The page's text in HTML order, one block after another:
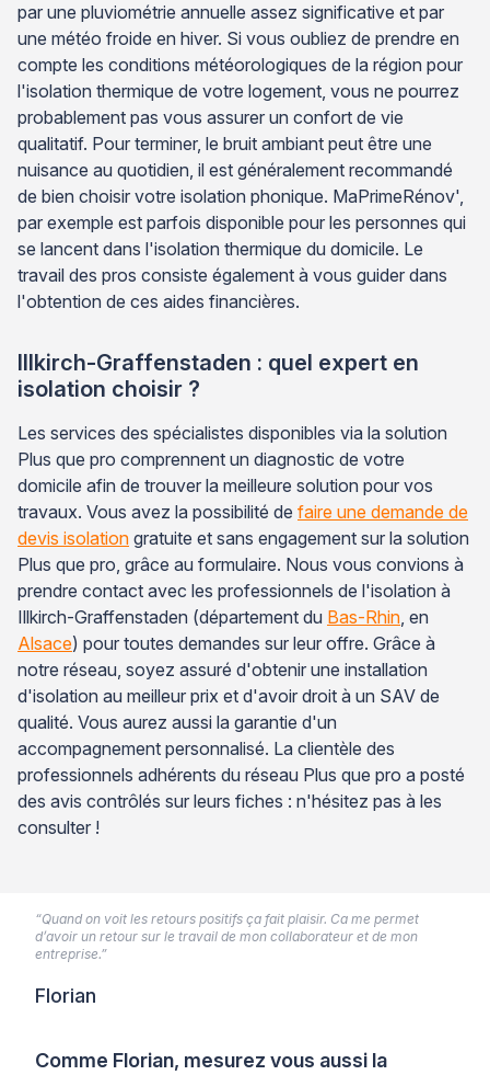
par une pluviométrie annuelle assez significative et par
une météo froide en hiver. Si vous oubliez de prendre en
compte les conditions météorologiques de la région pour
l'isolation thermique de votre logement, vous ne pourrez
probablement pas vous assurer un confort de vie
qualitatif. Pour terminer, le bruit ambiant peut être une
nuisance au quotidien, il est généralement recommandé
de bien choisir votre isolation phonique. MaPrimeRénov',
par exemple est parfois disponible pour les personnes qui
se lancent dans l'isolation thermique du domicile. Le
travail des pros consiste également à vous guider dans
l'obtention de ces aides financières.
Illkirch-Graffenstaden : quel expert en
isolation choisir ?
Les services des spécialistes disponibles via la solution
Plus que pro comprennent un diagnostic de votre
domicile afin de trouver la meilleure solution pour vos
travaux. Vous avez la possibilité de faire une demande de
devis isolation gratuite et sans engagement sur la solution
Plus que pro, grâce au formulaire. Nous vous convions à
prendre contact avec les professionnels de l'isolation à
Illkirch-Graffenstaden (département du Bas-Rhin, en
Alsace) pour toutes demandes sur leur offre. Grâce à
notre réseau, soyez assuré d'obtenir une installation
d'isolation au meilleur prix et d'avoir droit à un SAV de
qualité. Vous aurez aussi la garantie d'un
accompagnement personnalisé. La clientèle des
professionnels adhérents du réseau Plus que pro a posté
des avis contrôlés sur leurs fiches : n'hésitez pas à les
consulter !
Comme Florian, mesurez vous aussi la
“Quand on voit les retours positifs ça fait plaisir. Ca me permet
d’avoir un retour sur le travail de mon collaborateur et de mon
entreprise.”
Florian